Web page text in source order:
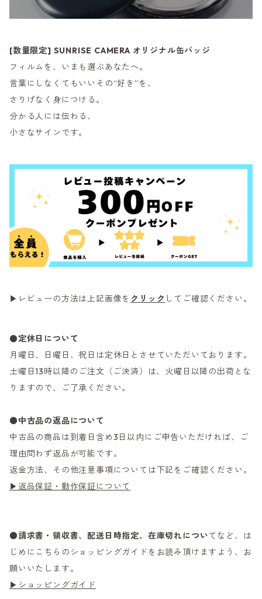
[数量限定] SUNRISE CAMERA オリジナル缶バッジ
フィルムを、いまも選ぶあなたへ。
言葉にしなくてもいいその“好き”を、
さりげなく身につける。
分かる人には伝わる、
小さなサインです。
▶レビューの方法は上記画像を クリック してご確認ください。
●定休日について
月曜日、日曜日、祝日は定休日とさせていただいております。
土曜日13時以降のご注文（ご決済）は、火曜日以降の出荷とな
りますので、ご了承ください。
●中古品の返品について
中古品の商品は到着日含め3日以内にご申告いただければ、ご
理由問わず返品が可能です。
返金方法、その他注意事項については下記をご確認ください。
▶返品保証・動作保証について
●請求書・領収書、配送日時指定、在庫切れについてなど、は
じめにこちらのショッピングガイドをお読み頂けますよう、お
願いいたします。
▶ショッピングガイド